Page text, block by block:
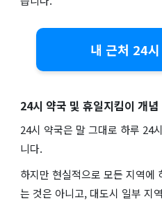
내 근처 24
24시 약국 및 휴일지킴이 개념
24시 약국은 말 그대로 하루 24
니다.
하지만 현실적으로 모든 지역에
는 것은 아니고, 대도시 일부 지